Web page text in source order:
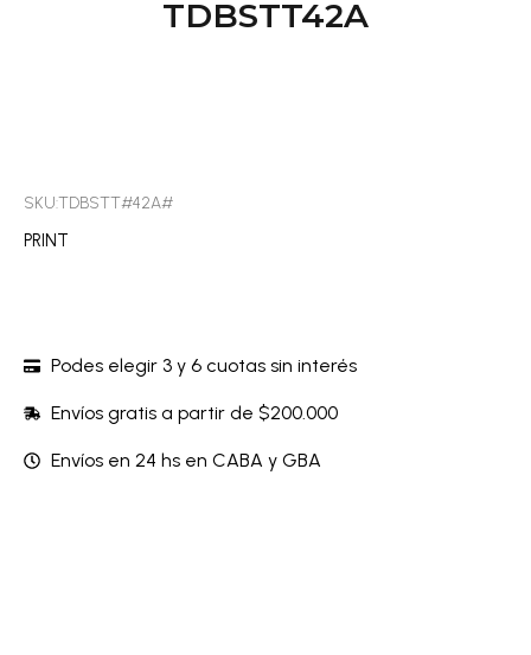
TDBSTT42A
SKU:TDBSTT#42A#
PRINT
Podes elegir 3 y 6 cuotas sin interés
Envíos gratis a partir de $200.000
Envíos en 24 hs en CABA y GBA